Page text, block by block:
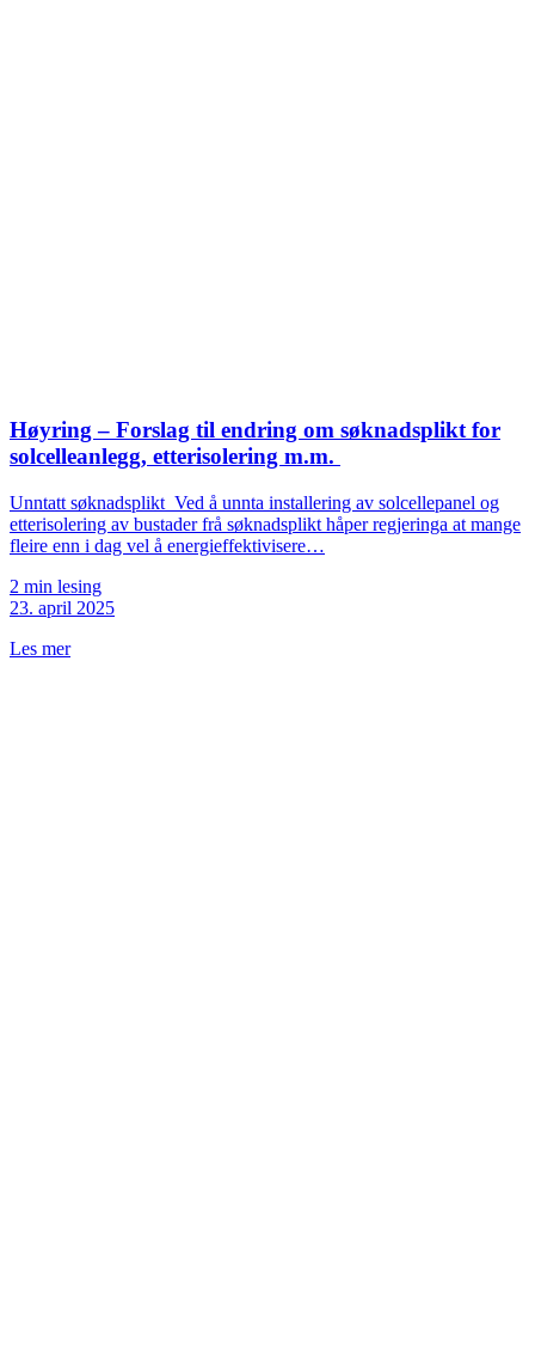
Høyring – Forslag til endring om søknadsplikt for
solcelleanlegg, etterisolering m.m.
Unntatt søknadsplikt Ved å unnta installering av solcellepanel og
etterisolering av bustader frå søknadsplikt håper regjeringa at mange
fleire enn i dag vel å energieffektivisere…
2 min lesing
23. april 2025
Les mer